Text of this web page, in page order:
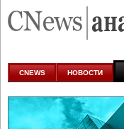
аналитике
CNEWS НОВОСТИ